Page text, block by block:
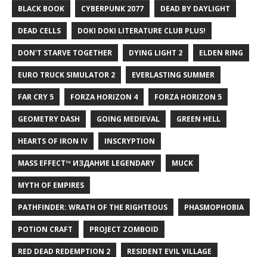
BLACK BOOK CYBERPUNK 2077 DEAD BY DAYLIGHT
DEAD CELLS DOKI DOKI LITERATURE CLUB PLUS!
DON'T STARVE TOGETHER DYING LIGHT 2 ELDEN RING
EURO TRUCK SIMULATOR 2 EVERLASTING SUMMER
FAR CRY 5 FORZA HORIZON 4 FORZA HORIZON 5
GEOMETRY DASH GOING MEDIEVAL GREEN HELL
HEARTS OF IRON IV INSCRYPTION
MASS EFFECT™ ИЗДАНИЕ LEGENDARY MUCK
MYTH OF EMPIRES
PATHFINDER: WRATH OF THE RIGHTEOUS PHASMOPHOBIA
POTION CRAFT PROJECT ZOMBOID
RED DEAD REDEMPTION 2 RESIDENT EVIL VILLAGE